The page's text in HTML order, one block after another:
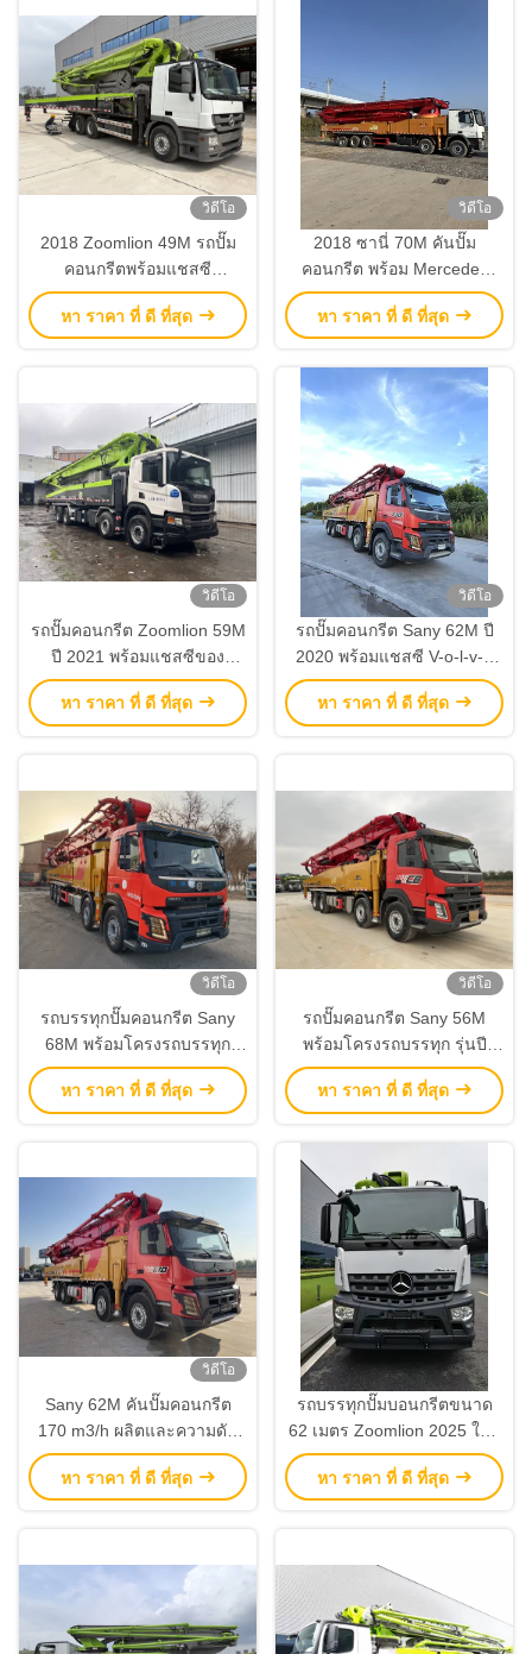
วิดีโอ
2018 Zoomlion 49M รถปั๊ม
คอนกรีตพร้อมแชสซี
Mercedes Benz และสภาพ
ปรับปรุงใหม่
หา ราคา ที่ ดี ที่สุด
วิดีโอ
2018 ซานี่ 70M คันปั๊ม
คอนกรีต พร้อม Mercedes
Benz ชาซี มือสอง 70 71 เมตร
คันปั๊ม
หา ราคา ที่ ดี ที่สุด
วิดีโอ
รถปั๊มคอนกรีต Zoomlion 59M
ปี 2021 พร้อมแชสซีของ
Scania รถปั๊มมือสอง
หา ราคา ที่ ดี ที่สุด
วิดีโอ
รถปั๊มคอนกรีต Sany 62M ปี
2020 พร้อมแชสซี V-o-l-v-o
และใช้งานเพียง 500 ชั่วโมง
หา ราคา ที่ ดี ที่สุด
วิดีโอ
รถบรรทุกปั๊มคอนกรีต Sany
68M พร้อมโครงรถบรรทุก
Volv 5 เพลา 2021 ปั๊มมือสอง
หา ราคา ที่ ดี ที่สุด
วิดีโอ
รถปั๊มคอนกรีต Sany 56M
พร้อมโครงรถบรรทุก รุ่นปี
2020 เพื่อการประสิทธิภาพสูง
หา ราคา ที่ ดี ที่สุด
วิดีโอ
Sany 62M คันปั๊มคอนกรีต
170 m3/h ผลิตและความดัน
13.5 MPa บน Volvo Chassis
หา ราคา ที่ ดี ที่สุด
รถบรรทุกปั๊มบอนกรีตขนาด
62 เมตร Zoomlion 2025 ใหม่
พร้อมชาสีเบนซ์ ประสิทธิภาพ
สูงและประหยัดพลังงาน
หา ราคา ที่ ดี ที่สุด